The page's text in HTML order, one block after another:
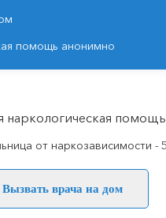
помощь анонимно
наркологическая помощь
Вызвать врача на дом